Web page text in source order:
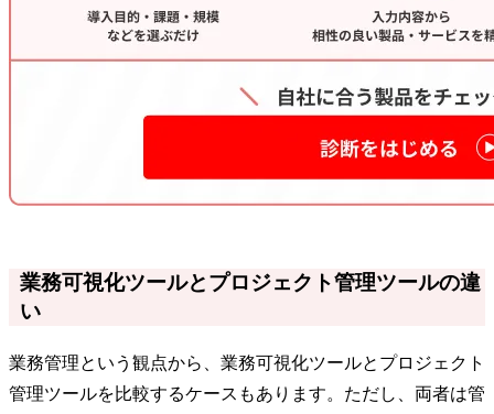
業務可視化ツールとプロジェクト管理ツールの違
い
業務管理という観点から、業務可視化ツールとプロジェクト
管理ツールを比較するケースもあります。ただし、両者は管